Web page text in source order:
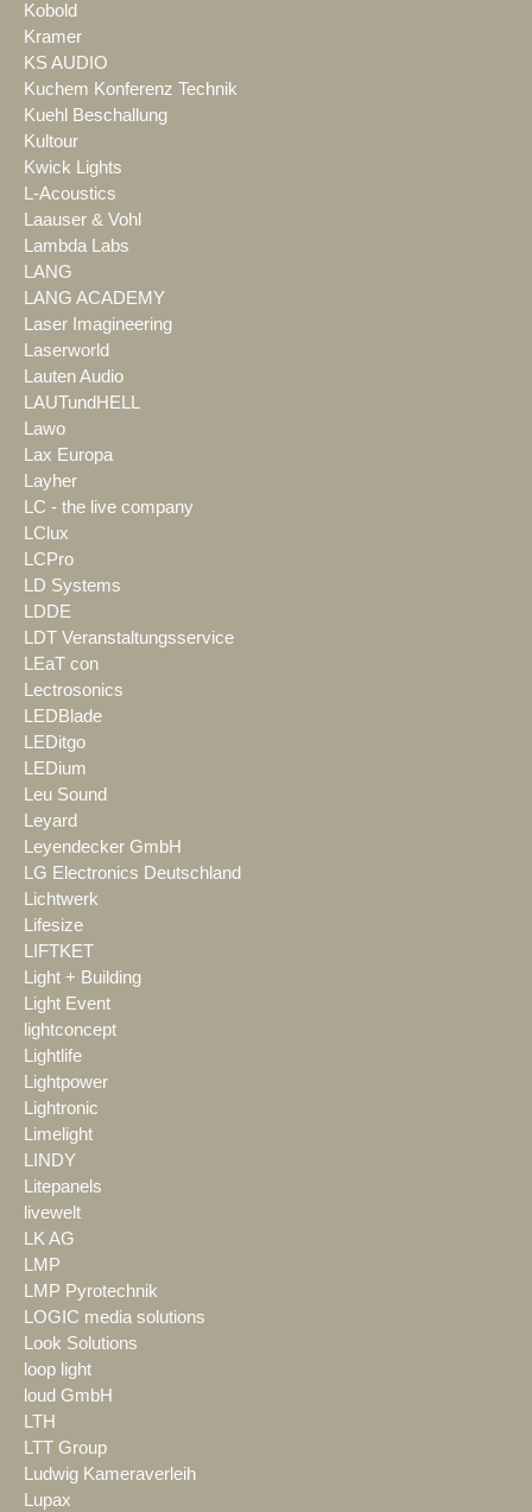
Kobold
Kramer
KS AUDIO
Kuchem Konferenz Technik
Kuehl Beschallung
Kultour
Kwick Lights
L-Acoustics
Laauser & Vohl
Lambda Labs
LANG
LANG ACADEMY
Laser Imagineering
Laserworld
Lauten Audio
LAUTundHELL
Lawo
Lax Europa
Layher
LC - the live company
LClux
LCPro
LD Systems
LDDE
LDT Veranstaltungsservice
LEaT con
Lectrosonics
LEDBlade
LEDitgo
LEDium
Leu Sound
Leyard
Leyendecker GmbH
LG Electronics Deutschland
Lichtwerk
Lifesize
LIFTKET
Light + Building
Light Event
lightconcept
Lightlife
Lightpower
Lightronic
Limelight
LINDY
Litepanels
livewelt
LK AG
LMP
LMP Pyrotechnik
LOGIC media solutions
Look Solutions
loop light
loud GmbH
LTH
LTT Group
Ludwig Kameraverleih
Lupax